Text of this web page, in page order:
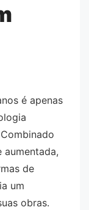
é apenas
de
um
obras.